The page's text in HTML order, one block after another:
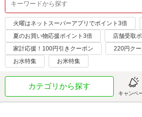
火曜はネットスーパーアプリでポイント3倍
夏のお買い物応援ポイント3倍
店舗受取
家計応援！100円引きクーポン
220円ク
お水特集
お米特集
カテゴリから探す
キャンペ